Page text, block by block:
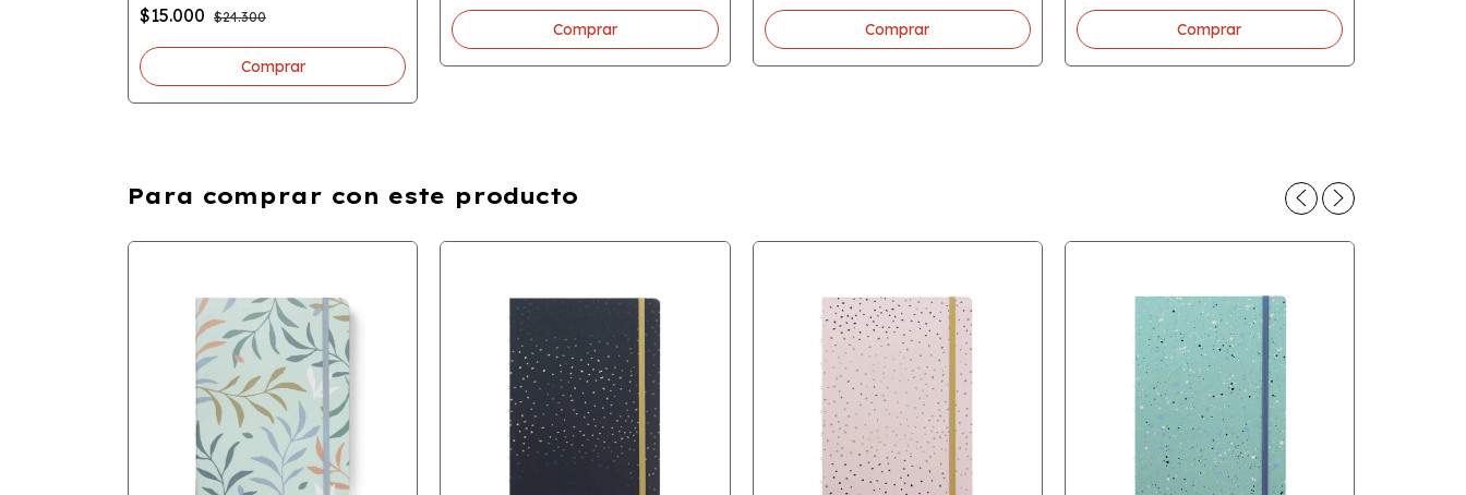
Pastel | 400 Hojas ( 200 hojas c/u )
$15.000 $24.300
Para comprar con este producto